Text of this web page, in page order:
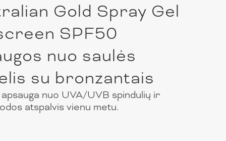
Gold Spray Gel
SPF50
nuo saulės
su bronzantais
nuo UVA/UVB spindulių ir
atspalvis vienu metu.